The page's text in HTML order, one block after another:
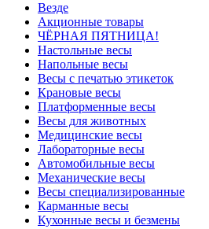
Везде
Акционные товары
ЧЁРНАЯ ПЯТНИЦА!
Настольные весы
Напольные весы
Весы с печатью этикеток
Крановые весы
Платформенные весы
Весы для животных
Медицинские весы
Лабораторные весы
Автомобильные весы
Механические весы
Весы специализированные
Карманные весы
Кухонные весы и безмены